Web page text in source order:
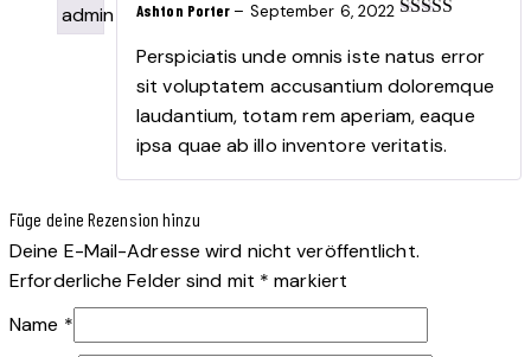
mit4 von
Ashton Porter – September 6, 2022
Perspiciatis unde omnis iste natus error
sit voluptatem accusantium doloremque
laudantium, totam rem aperiam, eaque
ipsa quae ab illo inventore veritatis.
Füge deine Rezension hinzu
Deine E-Mail-Adresse wird nicht veröffentlicht.
Erforderliche Felder sind mit * markiert
Name *